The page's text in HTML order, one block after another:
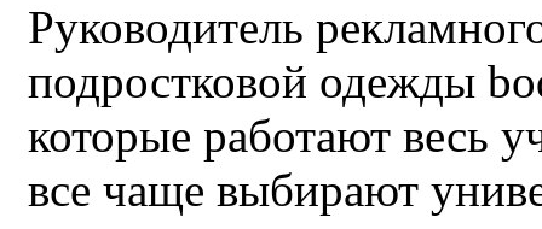
Руководитель
подростковой одежды
которые работают весь
все чаще выбирают